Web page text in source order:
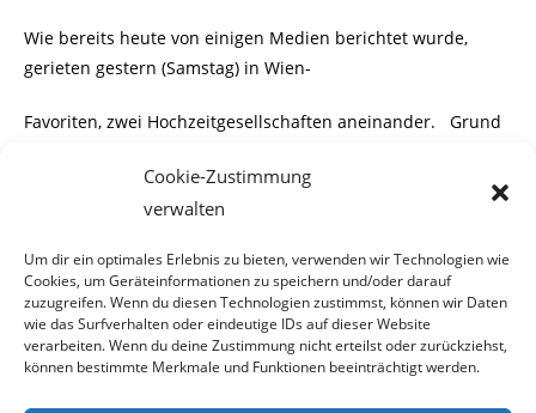
Cookie-Zustimmung
verwalten
Um dir ein optimales Erlebnis zu bieten, verwenden wir Technologien wie
Cookies, um Geräteinformationen zu speichern und/oder darauf
zuzugreifen. Wenn du diesen Technologien zustimmst, können wir Daten
wie das Surfverhalten oder eindeutige IDs auf dieser Website
verarbeiten. Wenn du deine Zustimmung nicht erteilst oder zurückziehst,
können bestimmte Merkmale und Funktionen beeinträchtigt werden.
Wie bereits heute von einigen Medien berichtet wurde,
gerieten gestern (Samstag) in Wien-
Favoriten, zwei Hochzeitgesellschaften aneinander. Grund
platzknappheit vor den Lokalen.
Begonnen hatte alles in zwei Lokalen in der Kudlichgasse.
In einem Lokal feierten russische